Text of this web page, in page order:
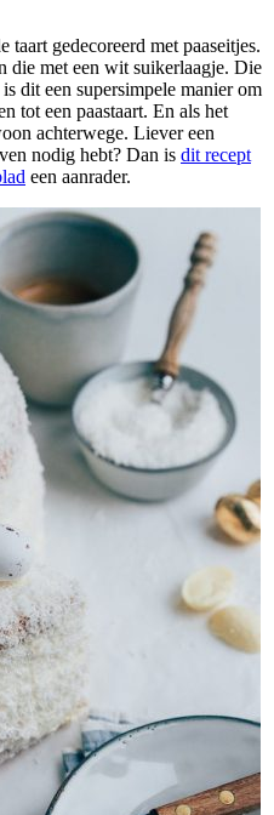
taart gedecoreerd met paaseitjes.
die met een wit suikerlaagje. Die
dit een supersimpele manier om
tot een paastaart. En als het
achterwege. Liever een
nodig hebt? Dan is dit recept
een aanrader.